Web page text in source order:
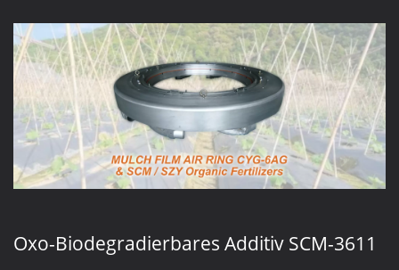
Oxo-Biodegradierbares Additiv SCM-3611